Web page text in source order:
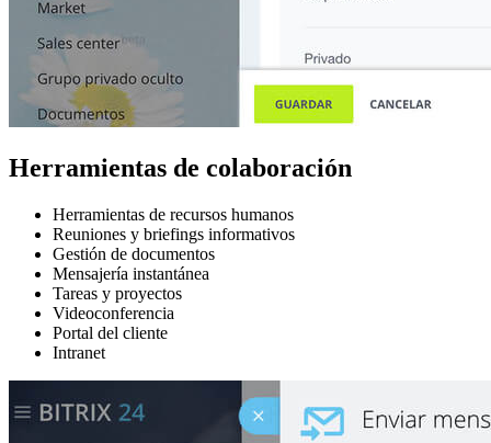
Herramientas de colaboración
Herramientas de recursos humanos
Reuniones y briefings informativos
Gestión de documentos
Mensajería instantánea
Tareas y proyectos
Videoconferencia
Portal del cliente
Intranet